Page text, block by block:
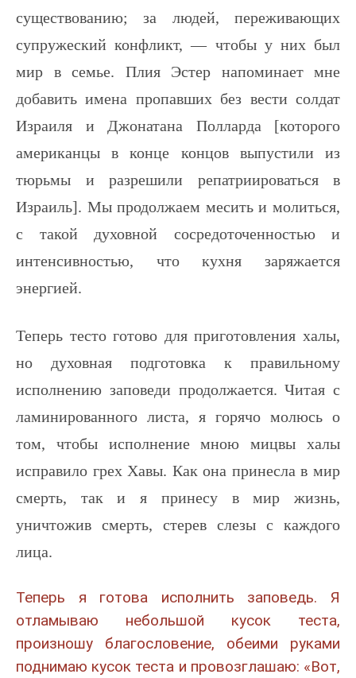
существованию; за людей, переживающих
супружеский конфликт, — чтобы у них был
мир в семье. Плия Эстер напоминает мне
добавить имена пропавших без вести солдат
Израиля и Джонатана Полларда [которого
американцы в конце концов выпустили из
тюрьмы и разрешили репатриироваться в
Израиль]. Мы продолжаем месить и молиться,
с такой духовной сосредоточенностью и
интенсивностью, что кухня заряжается
энергией.
Теперь тесто готово для приготовления халы,
но духовная подготовка к правильному
исполнению заповеди продолжается. Читая с
ламинированного листа, я горячо молюсь о
том, чтобы исполнение мною мицвы халы
исправило грех Хавы. Как она принесла в мир
смерть, так и я принесу в мир жизнь,
уничтожив смерть, стерев слезы с каждого
лица.
Теперь я готова исполнить заповедь. Я
отламываю небольшой кусок теста,
произношу благословение, обеими руками
поднимаю кусок теста и провозглашаю: «Вот,